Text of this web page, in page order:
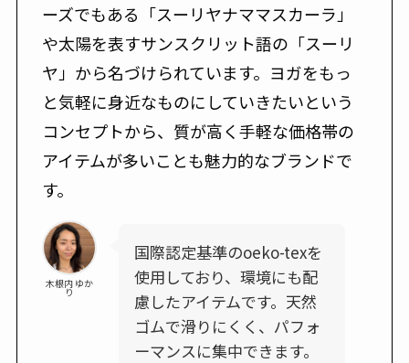
ーズでもある「スーリヤナママスカーラ」
や太陽を表すサンスクリット語の「スーリ
ヤ」から名づけられています。ヨガをもっ
と気軽に身近なものにしていきたいという
コンセプトから、質が高く手軽な価格帯の
アイテムが多いことも魅力的なブランドで
す。
木根内 ゆか
り
国際認定基準のoeko-texを
使用しており、環境にも配
慮したアイテムです。天然
ゴムで滑りにくく、パフォ
ーマンスに集中できます。